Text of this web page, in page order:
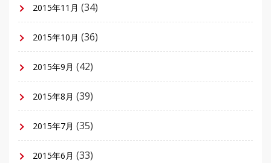
2015年11月 (34)
2015年10月 (36)
2015年9月 (42)
2015年8月 (39)
2015年7月 (35)
2015年6月 (33)